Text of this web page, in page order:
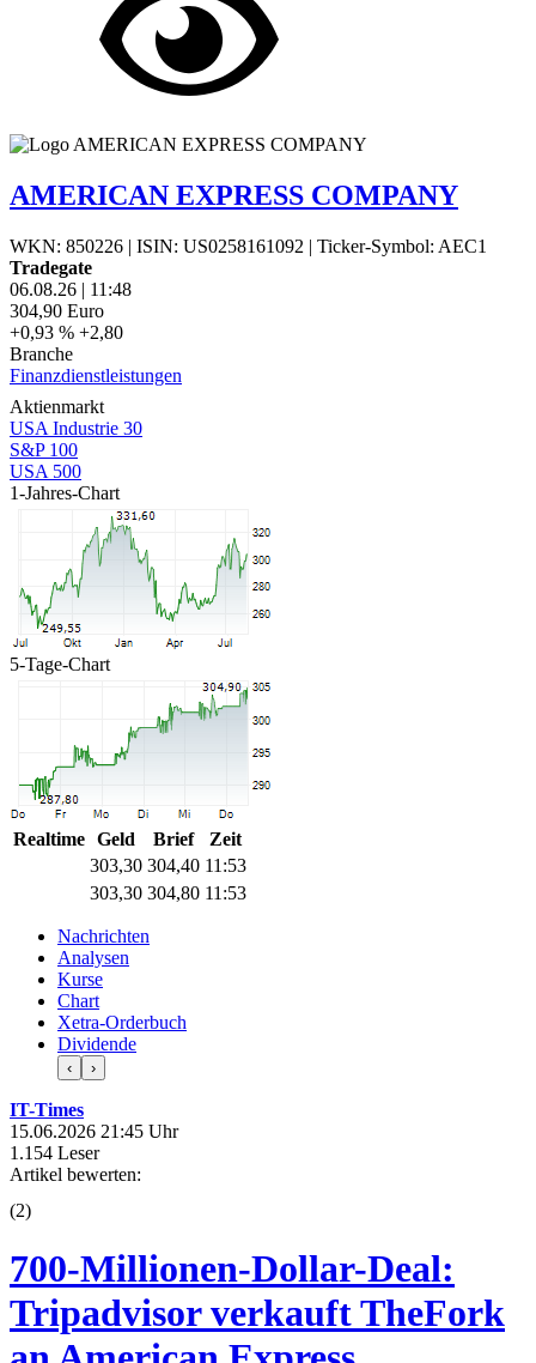
AMERICAN EXPRESS COMPANY
WKN: 850226 | ISIN: US0258161092 | Ticker-Symbol: AEC1
Tradegate
06.08.26 | 11:48
304,90 Euro
+0,93 % +2,80
Branche
Finanzdienstleistungen
Aktienmarkt
USA Industrie 30
S&P 100
USA 500
1-Jahres-Chart
5-Tage-Chart
Realtime Geld Brief
Zeit
303,30 304,40 11:53
303,30 304,80 11:53
Nachrichten
Analysen
Kurse
Chart
Xetra-Orderbuch
Dividende
‹ ›
IT-Times
15.06.2026 21:45 Uhr
1.154 Leser
Artikel bewerten:
(2)
700-Millionen-Dollar-Deal:
Tripadvisor verkauft TheFork